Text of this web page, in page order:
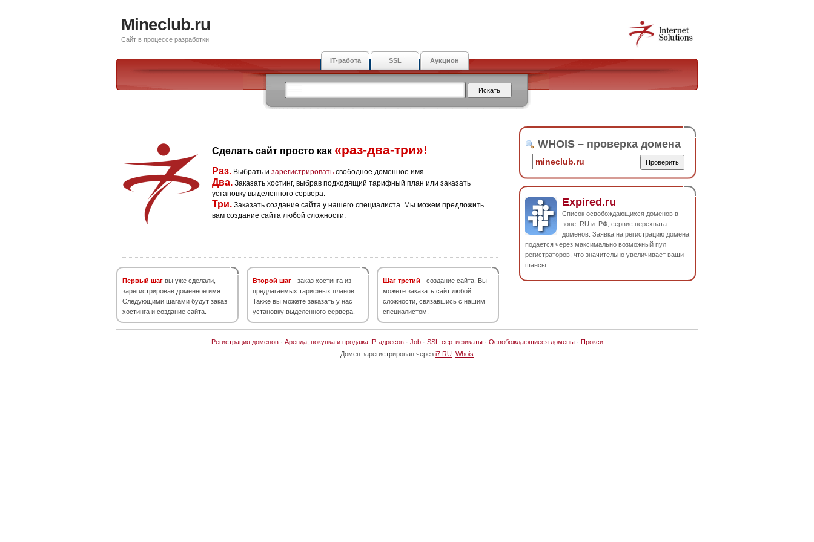
Mineclub.ru
Сайт в процессе разработки
IT-работа SSL Аукцион
Сделать сайт просто как «раз-два-три»!
Раз. Выбрать и зарегистрировать свободное доменное имя.
Два. Заказать хостинг, выбрав подходящий тарифный план или заказать
установку выделенного сервера.
Три. Заказать создание сайта у нашего специалиста. Мы можем предложить
вам создание сайта любой сложности.
Первый шаг вы уже сделали,
зарегистрировав доменное имя.
Следующими шагами будут заказ
хостинга и создание сайта.
Второй шаг - заказ хостинга из
предлагаемых тарифных планов.
Также вы можете заказать у нас
установку выделенного сервера.
Шаг третий - создание сайта. Вы
можете заказать сайт любой
сложности, связавшись с нашим
специалистом.
WHOIS – проверка домена
Expired.ru
Список освобождающихся доменов в
зоне .RU и .РФ, сервис перехвата
доменов. Заявка на регистрацию домена
подается через максимально возможный пул
регистраторов, что значительно увеличивает ваши
шансы.
Регистрация доменов· Аренда, покупка и продажа IP-адресов· Job· SSL-сертификаты· Освобождающиеся домены· Прокси
Домен зарегистрирован через i7.RU Whois